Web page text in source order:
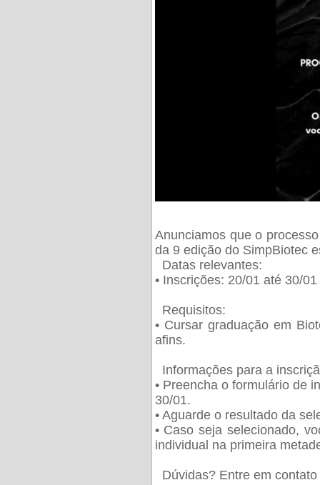
Anunciamos que o
da 9 edição do SimpBiotec
Datas relevantes:
• Inscrições: 20/01 até 30/01
Requisitos:
• Cursar graduação em
afins.
Informações para a
• Preencha o formulário de
30/01.
• Aguarde o resultado da
• Caso seja selecionado,
individual na primeira
Dúvidas? Entre em